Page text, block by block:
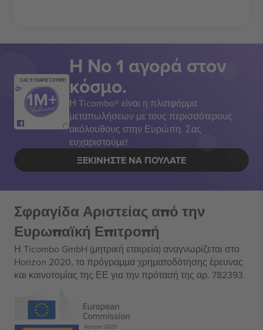
ΣΑΣ ΕΥΧΑΡΙΣΤΟΥΜΕ!
Η Νο 1 αγορά στον
κόσμο.
Η Ticombo® είναι η πλατφόρμα
μεταπωλήσεων με τους περισσότερους
ακόλουθους στην Ευρώπη. Σας
ευχαριστούμε!
ΞΕΚΙΝΉΣΤΕ ΝΑ ΠΟΥΛΆΤΕ
Σφραγίδα Αριστείας από την
Ευρωπαϊκή Επιτροπή
Η Ticombo GmbH (μητρική εταιρεία) αναγνωρίζεται στο
Horizon 2020, το πρόγραμμα χρηματοδότησης έρευνας
και καινοτομίας της ΕΕ για την πρότασή της αρ. 782393.